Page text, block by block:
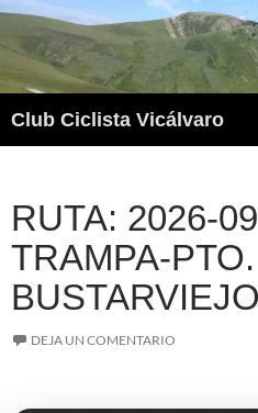
Saltar
contenido
Club Ciclista Vicálvaro
RUTA: 2026-
TRAMPA-PTO.
BUSTARVIEJO
DEJA UN COMENTARIO